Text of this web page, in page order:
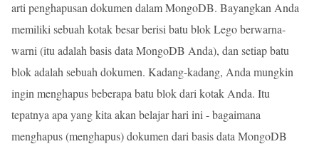
arti penghapusan dokumen dalam MongoDB. Bayangkan Anda
memiliki sebuah kotak besar berisi batu blok Lego berwarna-
warni (itu adalah basis data MongoDB Anda), dan setiap batu
blok adalah sebuah dokumen. Kadang-kadang, Anda mungkin
ingin menghapus beberapa batu blok dari kotak Anda. Itu
tepatnya apa yang kita akan belajar hari ini - bagaimana
menghapus (menghapus) dokumen dari basis data MongoDB